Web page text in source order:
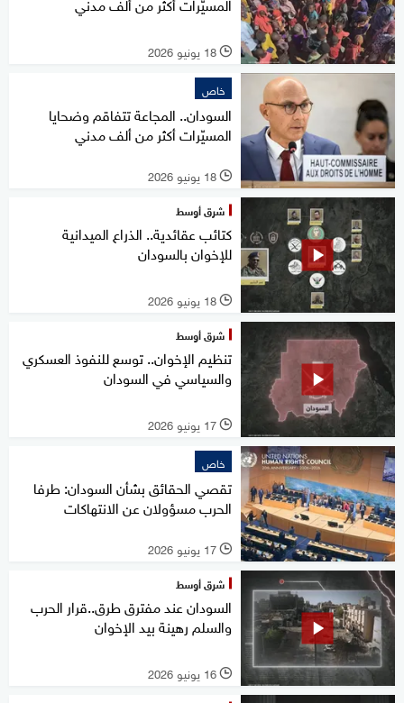
l 18 يونيو 2026
خاص
السودان.. المجاعة تتفاقم وضحايا
المسيّرات أكثر من ألف مدني
l 18 يونيو 2026
شرق أوسط
كتائب عقائدية.. الذراع الميدانية
للإخوان بالسودان
l 18 يونيو 2026
شرق أوسط
تنظيم الإخوان.. توسع للنفوذ العسكري
والسياسي في السودان
l 17 يونيو 2026
خاص
تقصي الحقائق بشأن السودان: طرفا
الحرب مسؤولان عن الانتهاكات
l 17 يونيو 2026
شرق أوسط
السودان عند مفترق طرق..قرار الحرب
والسلم رهينة بيد الإخوان
l 16 يونيو 2026